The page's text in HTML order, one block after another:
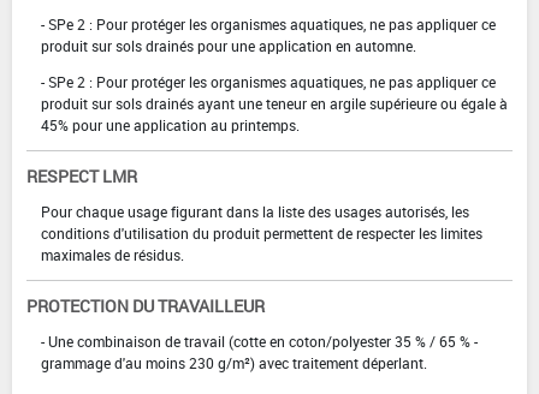
- SPe 2 : Pour protéger les organismes aquatiques, ne pas appliquer ce
produit sur sols drainés pour une application en automne.
- SPe 2 : Pour protéger les organismes aquatiques, ne pas appliquer ce
produit sur sols drainés ayant une teneur en argile supérieure ou égale à
45% pour une application au printemps.
RESPECT LMR
Pour chaque usage figurant dans la liste des usages autorisés, les
conditions d'utilisation du produit permettent de respecter les limites
maximales de résidus.
PROTECTION DU TRAVAILLEUR
- Une combinaison de travail (cotte en coton/polyester 35 % / 65 % -
grammage d'au moins 230 g/m²) avec traitement déperlant.